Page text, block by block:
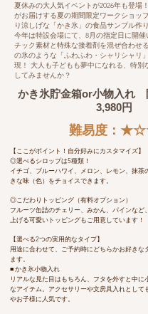
夏休みの大人気イベントが2026年も登場
がお届けする夏の期間限定ワークショッ
り涼しげな「かき氷」の食品サンプル作り
今年は特設会場にて、8月の指定日に開
チック素材と特殊な接着剤を混ぜ合わせ
の氷のような「ふわふわ・シャリシャリ
現！ 大人も子どもも夢中になれる、特別
してみませんか？
かき氷貯金箱or小物入れ
3,980円
難易度：
【ここがポイント！自分好みにカスタマイズ】
◎選べるシロップは5種類！
イチゴ、ブルーハワイ、メロン、レモン、抹茶
きな味（色）をチョイスできます。
◎こだわりトッピング（有料オプション）
フルーツ缶詰のチェリー、みかん、パインなど
上げる可愛いトッピングもご用意しています！
【選べる2つの実用的なタイプ】
用途に合わせて、ご予約時にどちらかお好きな
ます。
■ かき氷小物入れ
リアルな見た目はもちろん、フタを外すと中に
なアイテム。アクセサリーや文房具入れとして
やお子様に人気です。